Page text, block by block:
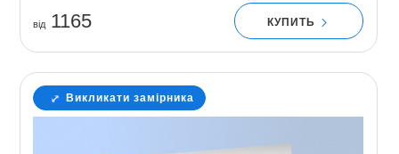
вiд1165 КУПИТЬ
Викликати замірника